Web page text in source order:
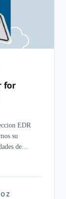
for
EDR
su
de